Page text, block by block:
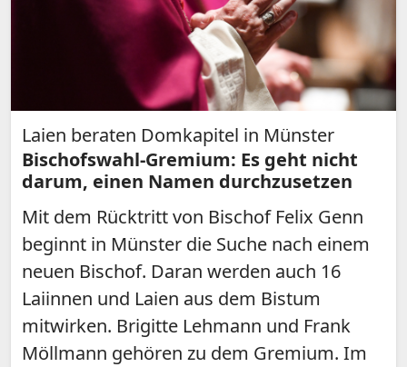
Laien beraten Domkapitel in Münster
Bischofswahl-Gremium: Es geht nicht
darum, einen Namen durchzusetzen
Mit dem Rücktritt von Bischof Felix Genn
beginnt in Münster die Suche nach einem
neuen Bischof. Daran werden auch 16
Laiinnen und Laien aus dem Bistum
mitwirken. Brigitte Lehmann und Frank
Möllmann gehören zu dem Gremium. Im